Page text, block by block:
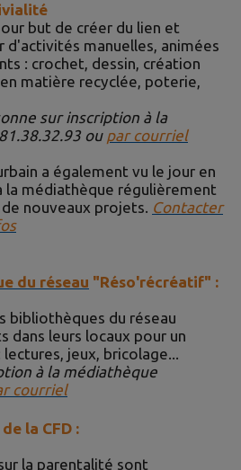
but de créer du lien et
d'activités manuelles, animées
: crochet, dessin, création
matière recyclée, poterie,
sur inscription à la
ou par courriel
a également vu le jour en
la médiathèque régulièrement
nouveaux projets. Contacter
du réseau "Réso'récréatif" :
du réseau
dans leurs locaux pour un
jeux, bricolage...
à la médiathèque
courriel
la CFD :
la parentalité sont